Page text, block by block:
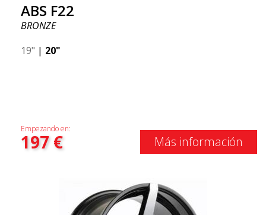
ABS F22
BRONZE
19" | 20"
Empezando en:
197€ Más información